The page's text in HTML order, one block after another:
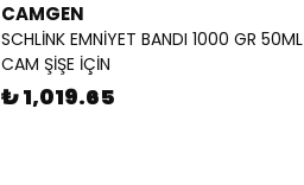
CAMGEN
SCHLİNK EMNİYET BANDI 1000 GR 50ML
CAM ŞİŞE İÇİN
₺ 1,019.65